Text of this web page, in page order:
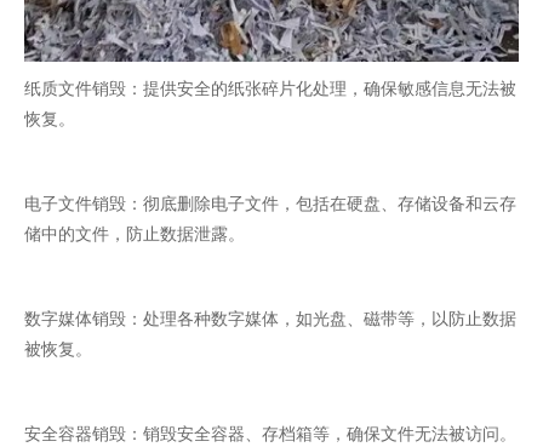
纸质文件销毁：提供安全的纸张碎片化处理，确保敏感信息无法被
恢复。
电子文件销毁：彻底删除电子文件，包括在硬盘、存储设备和云存
储中的文件，防止数据泄露。
数字媒体销毁：处理各种数字媒体，如光盘、磁带等，以防止数据
被恢复。
安全容器销毁：销毁安全容器、存档箱等，确保文件无法被访问。